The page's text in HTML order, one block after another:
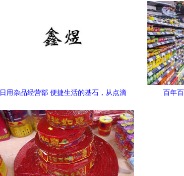
日用杂品经营部 便捷生活的基石，从点滴
百年